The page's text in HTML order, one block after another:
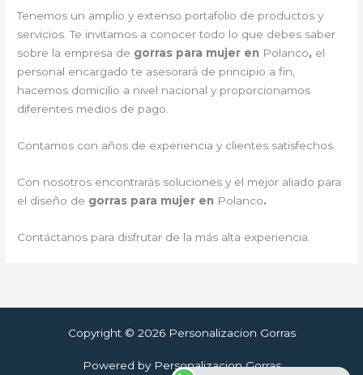
Tenemos un amplio y extenso portafolio de productos y
servicios. Te invitamos a conocer todo lo que debes saber
sobre la empresa de gorras para mujer en Polanco, el
personal encargado te asesorará de principio a fin,
hacemos domicilio a nivel nacional y proporcionamos
diferentes medios de pago.
Contamos con años de experiencia y clientes satisfechos.
Con nosotros encontrarás soluciones y el mejor aliado para
el diseño de gorras para mujer en Polanco.
Contáctanos para disfrutar de la más alta experiencia.
Copyright © 2026 Personalizacion Gorras
Powered by Personalizacion Gorras